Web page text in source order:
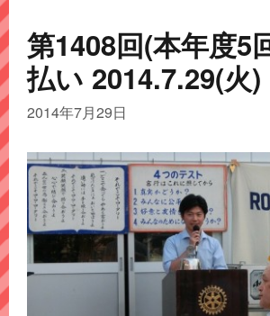
第1408回(本年度5
払い 2014.7.29(火)
2014年7月29日